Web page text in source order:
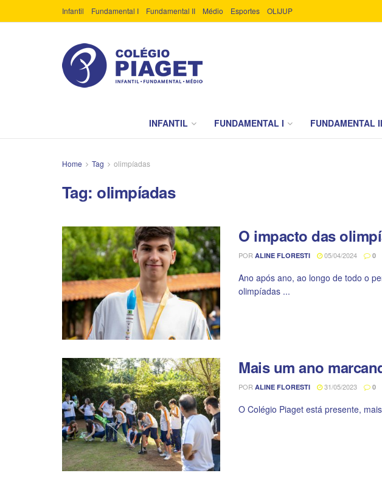
Infantil Fundamental I Fundamental II Médio Esportes OLIJUP
INFANTIL FUNDAMENTAL I FUNDAMENTAL II
Home Tag olimpíadas
Tag: olimpíadas
O impacto das
POR ALINE FLORESTI 05/04/2024 0
Ano após ano, ao longo de todo o
olimpíadas ...
Mais um ano
POR ALINE FLORESTI 31/05/2023 0
O Colégio Piaget está presente,